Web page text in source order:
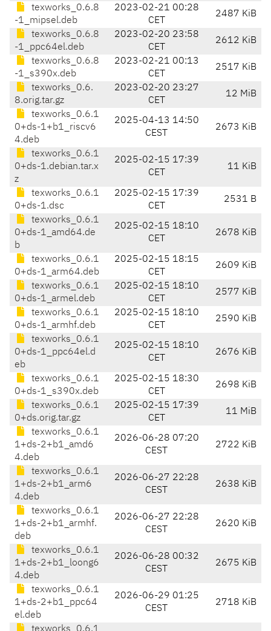
texworks_0.6.8
-1_mipsel.deb
2023-02-21 00:28
CET
2487 KiB
texworks_0.6.8
-1_ppc64el.deb
2023-02-20 23:58
CET
2612 KiB
texworks_0.6.8
-1_s390x.deb
2023-02-21 00:13
CET
2517 KiB
texworks_0.6.
8.orig.tar.gz
2023-02-20 23:27
CET
12 MiB
texworks_0.6.1
0+ds-1+b1_riscv6
4.deb
2025-04-13 14:50
CEST
2673 KiB
texworks_0.6.1
0+ds-1.debian.tar.x
z
2025-02-15 17:39
CET
11 KiB
texworks_0.6.1
0+ds-1.dsc
2025-02-15 17:39
CET
2531 B
texworks_0.6.1
0+ds-1_amd64.de
b
2025-02-15 18:10
CET
2678 KiB
texworks_0.6.1
0+ds-1_arm64.deb
2025-02-15 18:15
CET
2609 KiB
texworks_0.6.1
0+ds-1_armel.deb
2025-02-15 18:10
CET
2577 KiB
texworks_0.6.1
0+ds-1_armhf.deb
2025-02-15 18:10
CET
2590 KiB
texworks_0.6.1
0+ds-1_ppc64el.d
eb
2025-02-15 18:10
CET
2676 KiB
texworks_0.6.1
0+ds-1_s390x.deb
2025-02-15 18:30
CET
2698 KiB
texworks_0.6.1
0+ds.orig.tar.gz
2025-02-15 17:39
CET
11 MiB
texworks_0.6.1
1+ds-2+b1_amd6
4.deb
2026-06-28 07:20
CEST
2722 KiB
texworks_0.6.1
1+ds-2+b1_arm6
4.deb
2026-06-27 22:28
CEST
2638 KiB
texworks_0.6.1
1+ds-2+b1_armhf.
deb
2026-06-27 22:28
CEST
2620 KiB
texworks_0.6.1
1+ds-2+b1_loong6
4.deb
2026-06-28 00:32
CEST
2675 KiB
texworks_0.6.1
1+ds-2+b1_ppc64
el.deb
2026-06-29 01:25
CEST
2718 KiB